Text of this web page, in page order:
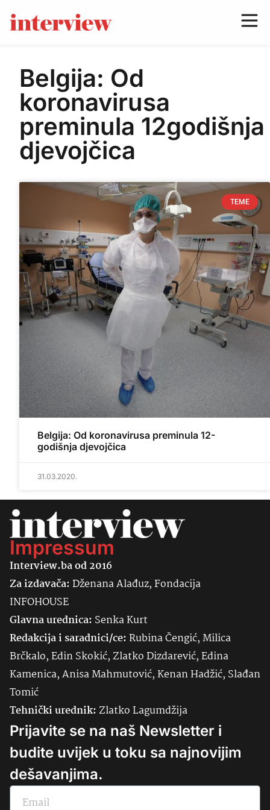
Belgija: Od
koronavirusa
preminula 12godišnja
djevojčica
TEME
Belgija: Od koronavirusa preminula 12-
godišnja djevojčica
31.03.2020.
Impressum
Interview.ba od 2016
Za izdavača:Dženana Alađuz, Fondacija
INFOHOUSE
Glavna urednica: SenkaKurt
Redakcija i saradnici/ce:Rubina Čengić, Milica
Brčkalo, Edin Skokić, Zlatko Dizdarević, Edina
Kamenica, Anisa Mahmutović, Kenan Hadžić, Slađan
Tomić
Tehnički urednik:Zlatko Lagumdžija
Prijavite se na naš Newsletter i
budite uvijek u toku sa najnovijim
dešavanjima.